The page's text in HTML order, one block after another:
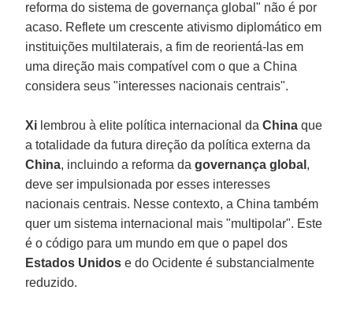
reforma do sistema de governança global" não é por
acaso. Reflete um crescente ativismo diplomático em
instituições multilaterais, a fim de reorientá-las em
uma direção mais compatível com o que a China
considera seus "interesses nacionais centrais".
Xi lembrou à elite política internacional daChina que
a totalidade da futura direção da política externa da
China, incluindo a reforma dagovernança global ,
deve ser impulsionada por esses interesses
nacionais centrais. Nesse contexto, a China também
quer um sistema internacional mais "multipolar". Este
é o código para um mundo em que o papel dos
Estados Unidos e do Ocidente é substancialmente
reduzido.